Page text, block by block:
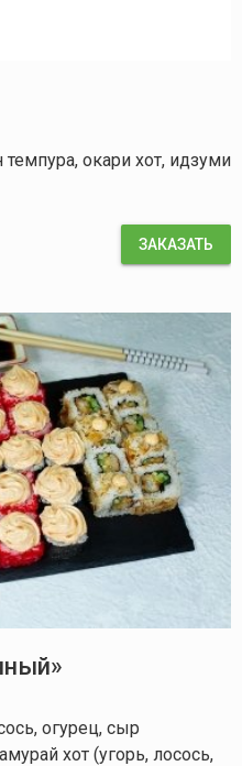
окари хот, идзуми
ЗАКАЗАТЬ
огурец, сыр
хот (угорь, лосось,